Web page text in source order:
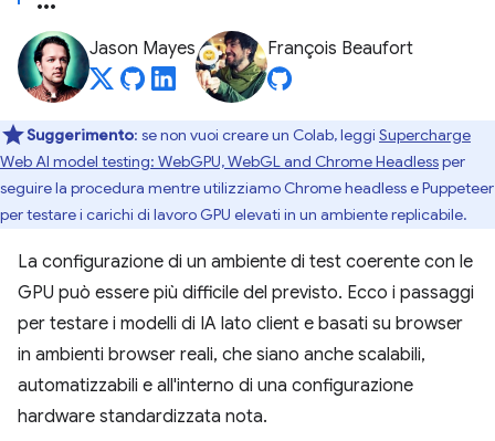
Jason Mayes François Beaufort
Suggerimento: se non vuoi creare un Colab, leggi Supercharge
Web AI model testing: WebGPU, WebGL and Chrome Headlessper
seguire la procedura mentre utilizziamo Chrome headless e Puppeteer
per testare i carichi di lavoro GPU elevati in un ambiente replicabile.
La configurazione di un ambiente di test coerente con le
GPU può essere più difficile del previsto. Ecco i passaggi
per testare i modelli di IA lato client e basati su browser
in ambienti browser reali, che siano anche scalabili,
automatizzabili e all'interno di una configurazione
hardware standardizzata nota.